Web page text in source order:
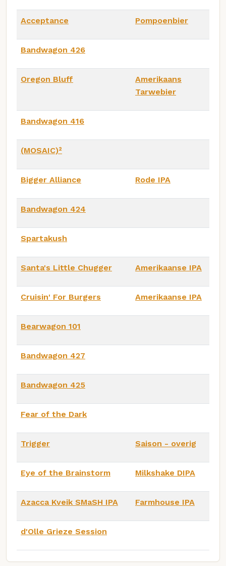
Acceptance Pompoenbier
Bandwagon 426
Oregon Bluff
Amerikaans
Tarwebier
Bandwagon 416
(MOSAIC)²
Bigger Alliance Rode IPA
Bandwagon 424
Spartakush
Santa's Little Chugger Amerikaanse IPA
Cruisin' For Burgers Amerikaanse IPA
Bearwagon 101
Bandwagon 427
Bandwagon 425
Fear of the Dark
Trigger Saison - overig
Eye of the Brainstorm Milkshake DIPA
Azacca Kveik SMaSH IPA Farmhouse IPA
d'Olle Grieze Session